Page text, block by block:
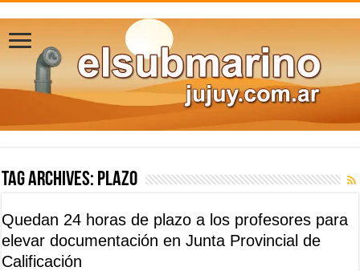
Tag Archives: plazo
Quedan 24 horas de plazo a los profesores para
elevar documentación en Junta Provincial de
Calificación